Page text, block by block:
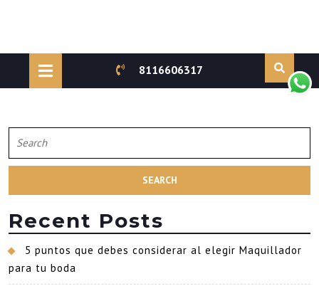
to
8116606317
for:
Recent Posts
5 puntos que debes considerar al elegir Maquillador
para tu boda